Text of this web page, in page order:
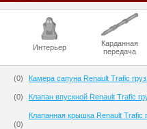
Интерьер
Карданная
передача
(0)
(0)
(0)
Камера сапуна Renault Trafic груз.
Клапан впускной Renault Trafic
Клапанная крышка Renault Trafic